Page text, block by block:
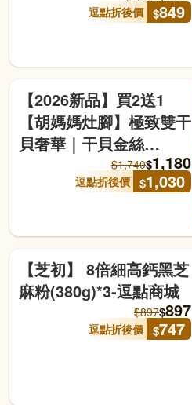
逗點折後價 $849
【2026新品】買2送1
【胡媽媽灶腳】極致雙干
貝奢華｜干貝金絲
(250g)x3罐-逗點商城
$1,740$1,180
逗點折後價 $1,030
【芝初】 8倍細高鈣黑芝
麻粉(380g)*3-逗點商城
$897$897
逗點折後價 $747